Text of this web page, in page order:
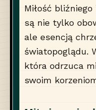
Miłość
są nie tylko
ale esencją
światopoglądu.
która odrzuca
swoim